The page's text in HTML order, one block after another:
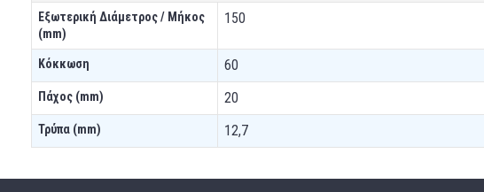
Εξωτερική Διάμετρος / Μήκος
(mm)
150
Κόκκωση 60
Πάχος (mm) 20
Τρύπα (mm) 12,7